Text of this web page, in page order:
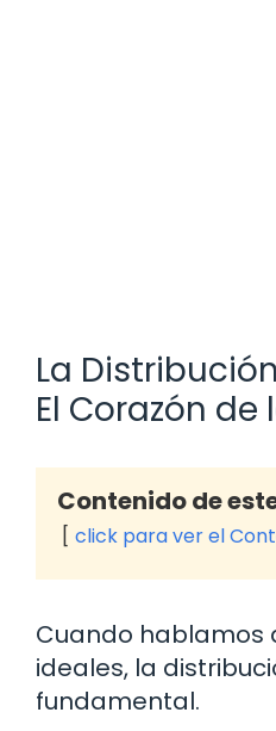
La
El Corazón de
Contenido de
click para ver el
Cuando hablamos
ideales, la
fundamental.